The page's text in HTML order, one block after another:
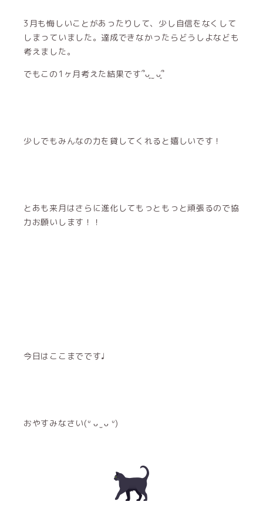
3月も悔しいことがあったりして、少し自信をなくして
しまっていました。達成できなかったらどうしよなども
考えました。
でもこの1ヶ月考えた結果です՞ᴗ͈ ̫ ᴗ͈՞
少しでもみんなの力を貸してくれると嬉しいです！
とあも来月はさらに進化してもっともっと頑張るので協
力お願いします！！
今日はここまでです♩
おやすみなさい(ᐡ ᴗ ̫ ᴗ ᐡ)